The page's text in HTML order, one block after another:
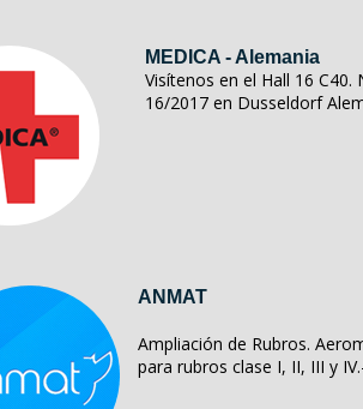
MEDICA - Alemania
Visítenos en el Hall 16 C40.
16/2017 en Dusseldorf
ANMAT
Ampliación de Rubros.
para rubros clase I, II, III y